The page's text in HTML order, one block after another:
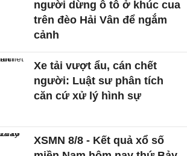
người dừng ô tô ở khúc cua
trên đèo Hải Vân để ngắm
cảnh
Xe tải vượt ẩu, cán chết
người: Luật sư phân tích
căn cứ xử lý hình sự
XSMN 8/8 - Kết quả xổ số